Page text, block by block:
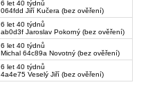
6 let 40 týdnů
064fdd Jiří Kučera (bez ověření)
6 let 40 týdnů
ab0d3f Jaroslav Pokorný (bez ověření)
6 let 40 týdnů
Michal 64c89a Novotný (bez ověření)
6 let 40 týdnů
4a4e75 Veselý Jiří (bez ověření)